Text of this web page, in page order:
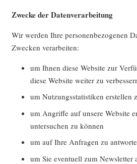
Zwecke der Datenverarbeitung
Wir werden Ihre personenbezogenen
Zwecken verarbeiten:
um Ihnen diese Website zur
diese Website weiter zu
um Nutzungsstatistiken erstellen
um Angriffe auf unsere Website
untersuchen zu können
um auf Ihre Anfragen zu
um Sie eventuell zum Newsletter